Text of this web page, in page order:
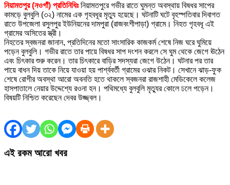
নিয়ামতপুর (নওগাঁ) প্রতিনিধিঃ নিয়ামতপুরে গভীর রাতে ঘুমন্ত অবস্থায় বিষধর সাপের
কামড়ে বুলবুলি (৩২) নামের এক গৃহবধূর মৃত্যু হয়েছে। ঘটনাটি ঘটে বৃহস্পতিবার দিবাগত
রাতে উপজেলা রসুলপুর ইউনিয়নের দামপুরা (রাজবংশীপাড়া) গ্রামে। নিহত গৃহবধূ এই
গ্রামের অসিতের স্ত্রী।
নিহতের স্বজনরা জানান, প্রতিদিনের মতো সাংসারিক কাজকর্ম শেষে নিজ ঘরে ঘুমিয়ে
পড়েন বুলবুলি। গভীর রাতে তার পায়ে বিষধর সাপ দংশন করলে সে ঘুম থেকে জেগে ঊঠেন
এবং চিৎকার শুরু করেন। তার চিৎকারে বাড়ির সদস্যরা জেগে উঠেন। ঘটনার পর তার
পায়ে বাধন দিয় তাকে নিয়ে যাওয়া হয় পার্শ্ববর্তী গ্রামের ওঝার নিকট। সেখানে ঝাড়-ফুক
শেষে রোগীর অবস্থা আরো অবনতি হতে থাকলে স্বজনরা রাজশাহী মেডিকেলে কলেজ
হাসপাতালে নেয়ার উদ্দেশ্যে রওনা হন। পথিমধ্যে বুলবুলি মৃত্যুর কোলে ঢলে পড়েন।
বিষয়টি নিশ্চিত করেছেন দেবর উজ্জ্বল।
এই রকম আরো খবর